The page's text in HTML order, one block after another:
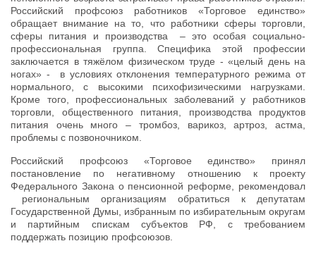
Российский профсоюз работников «Торговое единство»
обращает внимание на то, что работники сферы торговли,
сферы питания и производства – это особая социально-
профессиональная группа. Специфика этой профессии
заключается в тяжёлом физическом труде - «целый день на
ногах» - в условиях отклонения температурного режима от
нормального, с высокими психофизическими нагрузками.
Кроме того, профессиональных заболеваний у работников
торговли, общественного питания, производства продуктов
питания очень много – тромбоз, варикоз, артроз, астма,
проблемы с позвоночником.
Российский профсоюз «Торговое единство» принял
постановление по негативному отношению к проекту
Федерального Закона о пенсионной реформе, рекомендовал
региональным организациям обратиться к депутатам
Государственной Думы, избранным по избирательным округам
и партийным спискам субъектов РФ, с требованием
поддержать позицию профсоюзов.